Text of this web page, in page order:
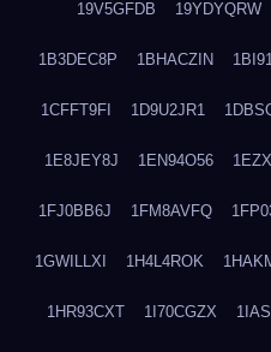
19V5GFDB 19YDYQRW
1B3DEC8P 1BHACZIN
1CFFT9FI 1D9U2JR1
1E8JEY8J 1EN94O56
1FJ0BB6J 1FM8AVFQ
1GWILLXI 1H4L4ROK
1HR93CXT 1I70CGZX